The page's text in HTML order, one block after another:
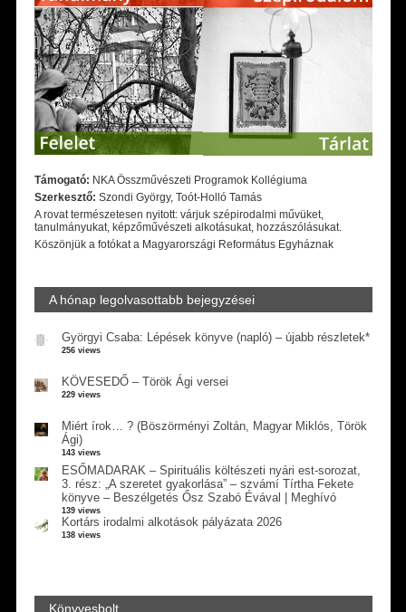
Támogató: NKA Összművészeti Programok Kollégiuma
Szerkesztő: Szondi György, Toót-Holló Tamás
A rovat természetesen nyitott: várjuk szépirodalmi művüket,
tanulmányukat, képzőművészeti alkotásukat, hozzászólásukat.
Köszönjük a fotókat a Magyarországi Református Egyháznak
A hónap legolvasottabb bejegyzései
Györgyi Csaba: Lépések könyve (napló) – újabb részletek*
256 views
KÖVESEDŐ – Török Ági versei
229 views
Miért írok… ? (Böszörményi Zoltán, Magyar Miklós, Török
Ági)
143 views
ESŐMADARAK – Spirituális költészeti nyári est-sorozat,
3. rész: „A szeretet gyakorlása” – szvámí Tírtha Fekete
könyve – Beszélgetés Ősz Szabó Évával | Meghívó
139 views
Kortárs irodalmi alkotások pályázata 2026
138 views
Könyvesbolt